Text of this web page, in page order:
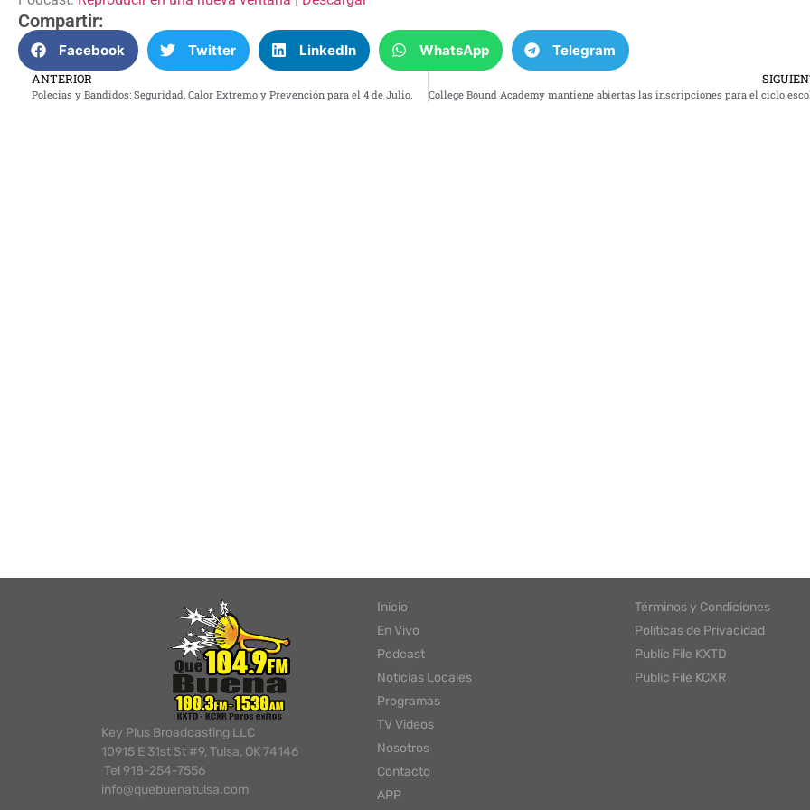
audio
para
Compartir:
Facebook Twitter LinkedIn WhatsApp Telegram
ANTERIOR
Polecias y Bandidos: Seguridad, Calor Extremo y Prevención para el 4 de Julio.
Key Plus Broadcasting LLC
10915 E 31st St #9, Tulsa, OK 74146
Tel 918-254-7556
info@quebuenatulsa.com
Inicio
En Vivo
Podcast
Noticias Locales
Programas
TV Videos
Nosotros
Contacto
APP
Términos y Condiciones
Políticas de Privacidad
Public File KXTD
Public File KCXR